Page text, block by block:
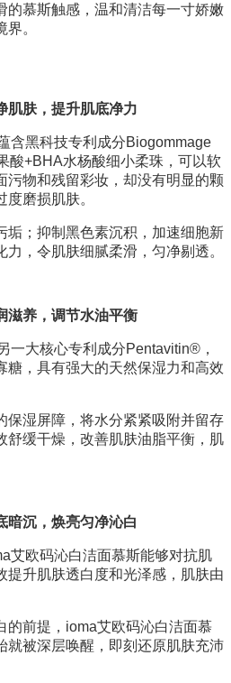
的慕斯触感，温和清洁每一寸娇嫩
。
肌肤，提升肌底净力
含黑科技专利成分Biogommage
酸+BHA水杨酸细小柔珠，可以软
污物和残留彩妆，却没有明显的颗
磨损肌肤。
垢；抑制黑色素沉积，加速细胞新
，令肌肤细腻柔滑，匀净剔透。
滋养，调节水油平衡
一大核心专利成分Pentavitin®，
糖，具有强大的天然保湿力和高效
保湿屏障，将水分紧紧吸附并留存
舒缓干燥，改善肌肤油脂平衡，肌
暗沉，焕亮匀净沁白
艾欧码沁白洁面慕斯能够对抗肌
提升肌肤透白度和光泽感，肌肤由
前提， ioma艾欧码沁白洁面慕
就被深层唤醒，即刻还原肌肤充沛